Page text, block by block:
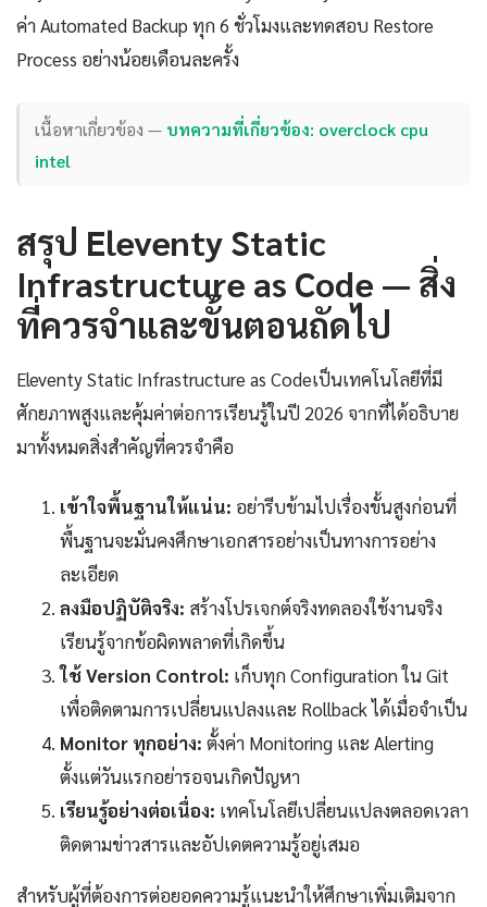
ค่า Automated Backup ทุก 6 ชั่วโมงและทดสอบ Restore
Process อย่างน้อยเดือนละครั้ง
เนื้อหาเกี่ยวข้อง — บทความที่เกี่ยวข้อง: overclock cpu
intel
สรุป Eleventy Static
Infrastructure as Code — สิ่ง
ที่ควรจำและขั้นตอนถัดไป
Eleventy Static Infrastructure as Codeเป็นเทคโนโลยีที่มี
ศักยภาพสูงและคุ้มค่าต่อการเรียนรู้ในปี 2026 จากที่ได้อธิบาย
มาทั้งหมดสิ่งสำคัญที่ควรจำคือ
เข้าใจพื้นฐานให้แน่น: อย่ารีบข้ามไปเรื่องขั้นสูงก่อนที่
พื้นฐานจะมั่นคงศึกษาเอกสารอย่างเป็นทางการอย่าง
ละเอียด
ลงมือปฏิบัติจริง: สร้างโปรเจกต์จริงทดลองใช้งานจริง
เรียนรู้จากข้อผิดพลาดที่เกิดขึ้น
ใช้ Version Control: เก็บทุก Configuration ใน Git
เพื่อติดตามการเปลี่ยนแปลงและ Rollback ได้เมื่อจำเป็น
Monitor ทุกอย่าง: ตั้งค่า Monitoring และ Alerting
ตั้งแต่วันแรกอย่ารอจนเกิดปัญหา
เรียนรู้อย่างต่อเนื่อง: เทคโนโลยีเปลี่ยนแปลงตลอดเวลา
ติดตามข่าวสารและอัปเดตความรู้อยู่เสมอ
สำหรับผู้ที่ต้องการต่อยอดความรู้แนะนำให้ศึกษาเพิ่มเติมจาก